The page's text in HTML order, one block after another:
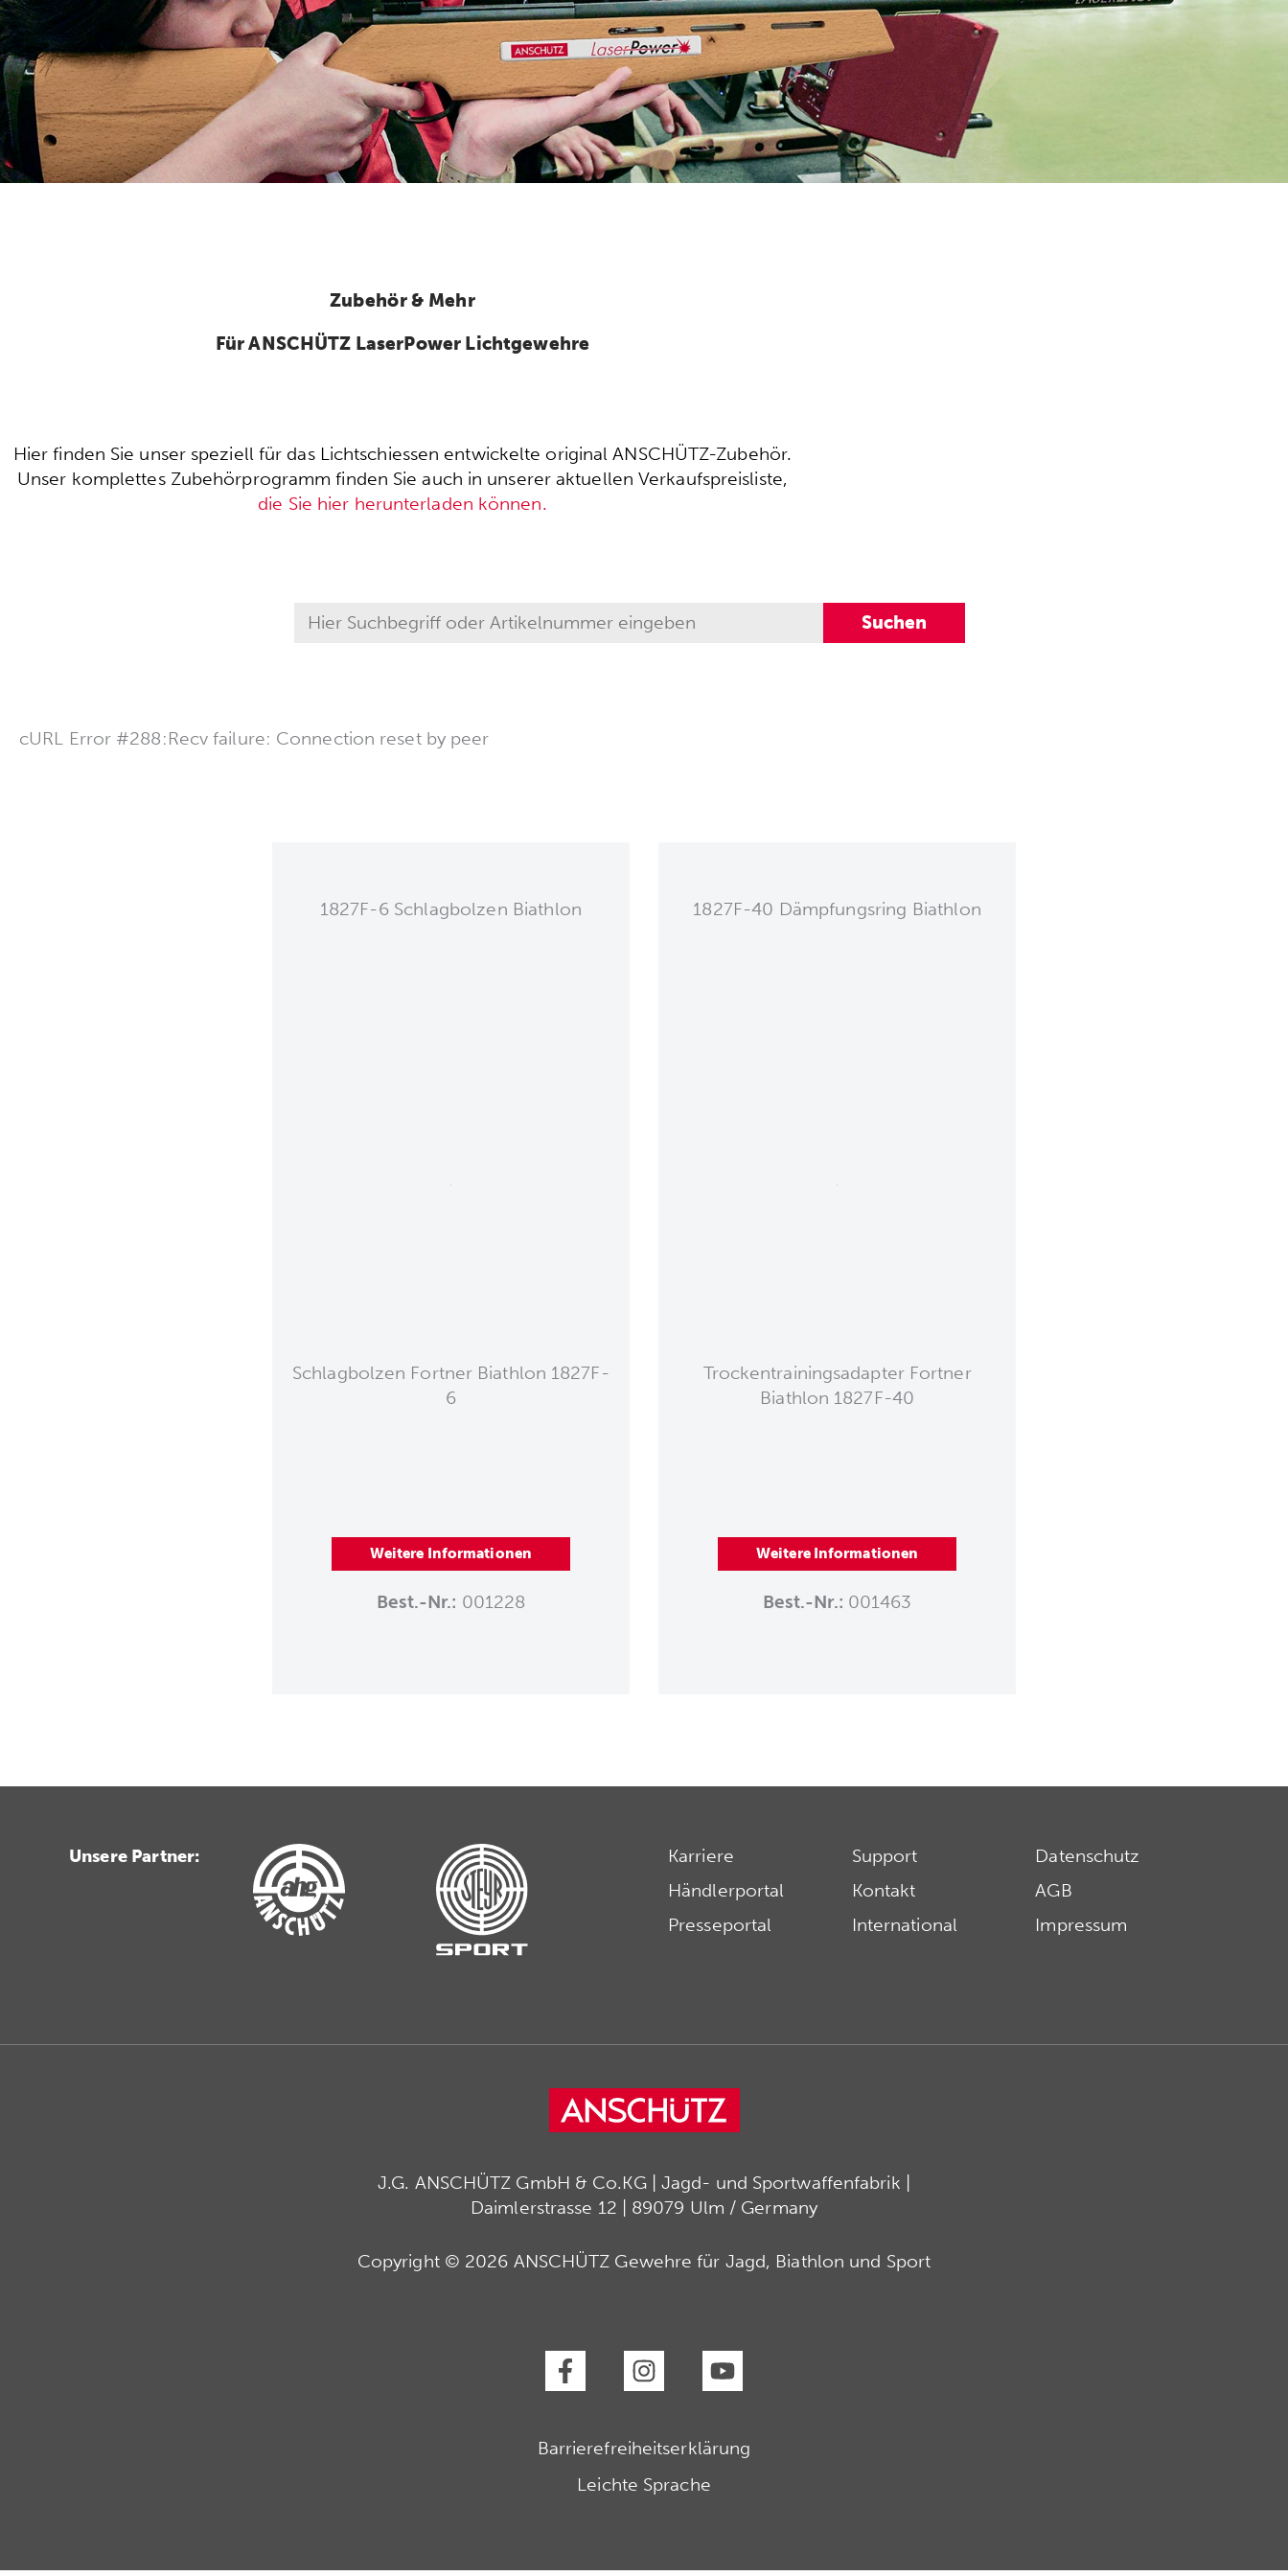
Zubehör & Mehr
Für ANSCHÜTZ LaserPower Lichtgewehre
Hier finden Sie unser speziell für das Lichtschiessen entwickelte original ANSCHÜTZ-Zubehör.
Unser komplettes Zubehörprogramm finden Sie auch in unserer aktuellen Verkaufspreisliste,
die Sie hier herunterladen können.
cURL Error #288:Recv failure: Connection reset by peer
1827F-6 Schlagbolzen Biathlon
Schlagbolzen Fortner Biathlon 1827F-
6
Weitere Informationen
Best.-Nr.: 001228
1827F-40 Dämpfungsring Biathlon
Trockentrainingsadapter Fortner
Biathlon 1827F-40
Weitere Informationen
Best.-Nr.: 001463
Unsere Partner:
Karriere
Händlerportal
Presseportal
Support
Kontakt
International
Datenschutz
AGB
Impressum
J.G. ANSCHÜTZ GmbH & Co.KG | Jagd- und Sportwaffenfabrik |
Daimlerstrasse 12 | 89079 Ulm / Germany
Copyright © 2026 ANSCHÜTZ Gewehre für Jagd, Biathlon und Sport
Barrierefreiheitserklärung
Leichte Sprache